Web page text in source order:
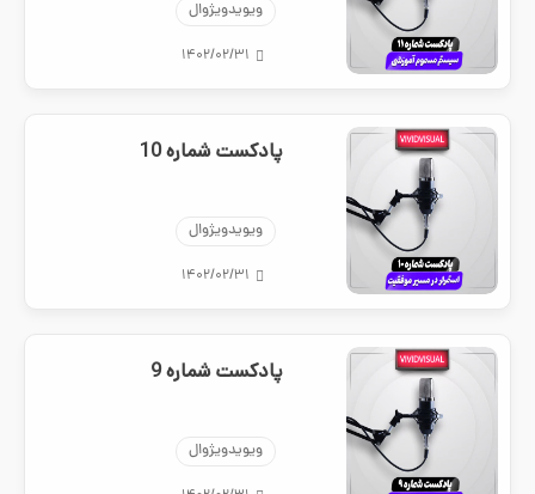
ویویدویژوال
۱۴۰۲/۰۲/۳۱
پادکست شماره 10
ویویدویژوال
۱۴۰۲/۰۲/۳۱
پادکست شماره 9
ویویدویژوال